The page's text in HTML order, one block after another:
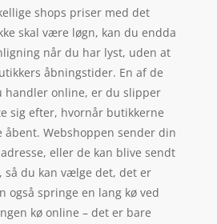
shops priser med det
skal være løgn, kan du endda
når du har lyst, uden at
åbningstider. En af de
handler online, er du slipper
sig efter, hvornår butikkerne
åbent. Webshoppen sender din
eller de kan blive sendt
du kan vælge det, det er
også springe en lang kø ved
kø online – det er bare